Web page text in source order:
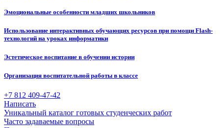
Эмоциональные особенности младших школьников
Использование интерактивных обучающих ресурсов при помощи Flash-
технологий на уроках информатики
Эстетическое воспитание в обучении истории
Организация воспитательной работы в классе
+7 812 409-47-42
Написать
Уникальный каталог готовых студенческих работ
Часто задаваемые вопросы